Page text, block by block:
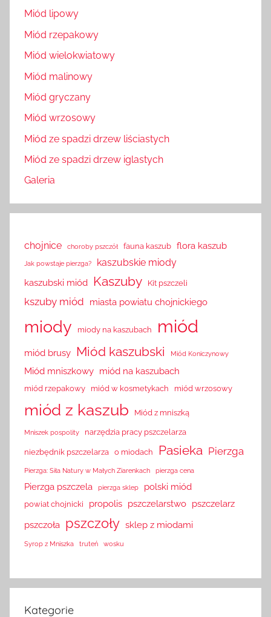
Miód lipowy
Miód rzepakowy
Miód wielokwiatowy
Miód malinowy
Miód gryczany
Miód wrzosowy
Miód ze spadzi drzew liściastych
Miód ze spadzi drzew iglastych
Galeria
chojnice choroby pszczół fauna kaszub flora kaszub
Jak powstaje pierzga? kaszubskie miody
kaszubski miód Kaszuby Kit pszczeli
kszuby miód miasta powiatu chojnickiego
miody miody na kaszubach miód
miód brusy Miód kaszubski Miód Koniczynowy
Miód mniszkowy miód na kaszubach
miód rzepakowy miód w kosmetykach miód wrzosowy
miód z kaszub Miód z mniszką
Mniszek pospolity narzędzia pracy pszczelarza
niezbędnik pszczelarza o miodach Pasieka Pierzga
Pierzga: Siła Natury w Małych Ziarenkach pierzga cena
Pierzga pszczela pierzga sklep polski miód
powiat chojnicki propolis pszczelarstwo pszczelarz
pszczoła pszczoły sklep z miodami
Syrop z Mniszka truteń wosku
Kategorie